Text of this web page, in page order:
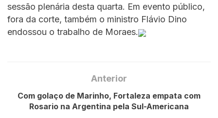
sessão plenária desta quarta. Em evento público,
fora da corte, também o ministro Flávio Dino
endossou o trabalho de Moraes.
Anterior
Com golaço de Marinho, Fortaleza empata com
Rosario na Argentina pela Sul-Americana